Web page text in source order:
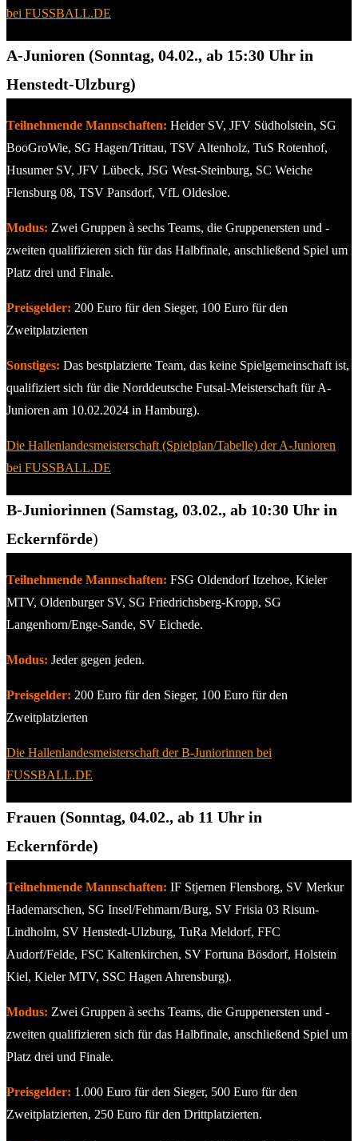
bei FUSSBALL.DE
A-Junioren (Sonntag, 04.02., ab 15:30 Uhr in
Henstedt-Ulzburg)
Teilnehmende Mannschaften: Heider SV, JFV Südholstein, SG
BooGroWie, SG Hagen/Trittau, TSV Altenholz, TuS Rotenhof,
Husumer SV, JFV Lübeck, JSG West-Steinburg, SC Weiche
Flensburg 08, TSV Pansdorf, VfL Oldesloe.
Modus: Zwei Gruppen à sechs Teams, die Gruppenersten und -
zweiten qualifizieren sich für das Halbfinale, anschließend Spiel um
Platz drei und Finale.
Preisgelder: 200 Euro für den Sieger, 100 Euro für den
Zweitplatzierten
Sonstiges: Das bestplatzierte Team, das keine Spielgemeinschaft ist,
qualifiziert sich für die Norddeutsche Futsal-Meisterschaft für A-
Junioren am 10.02.2024 in Hamburg).
Die Hallenlandesmeisterschaft (Spielplan/Tabelle) der A-Junioren
bei FUSSBALL.DE
B-Juniorinnen (Samstag, 03.02., ab 10:30 Uhr in
Eckernförde)
Teilnehmende Mannschaften: FSG Oldendorf Itzehoe, Kieler
MTV, Oldenburger SV, SG Friedrichsberg-Kropp, SG
Langenhorn/Enge-Sande, SV Eichede.
Modus: Jeder gegen jeden.
Preisgelder: 200 Euro für den Sieger, 100 Euro für den
Zweitplatzierten
Die Hallenlandesmeisterschaft der B-Juniorinnen bei
FUSSBALL.DE
Frauen (Sonntag, 04.02., ab 11 Uhr in
Eckernförde)
Teilnehmende Mannschaften: IF Stjernen Flensborg, SV Merkur
Hademarschen, SG Insel/Fehmarn/Burg, SV Frisia 03 Risum-
Lindholm, SV Henstedt-Ulzburg, TuRa Meldorf, FFC
Audorf/Felde, FSC Kaltenkirchen, SV Fortuna Bösdorf, Holstein
Kiel, Kieler MTV, SSC Hagen Ahrensburg).
Modus: Zwei Gruppen à sechs Teams, die Gruppenersten und -
zweiten qualifizieren sich für das Halbfinale, anschließend Spiel um
Platz drei und Finale.
Preisgelder: 1.000 Euro für den Sieger, 500 Euro für den
Zweitplatzierten, 250 Euro für den Drittplatzierten.